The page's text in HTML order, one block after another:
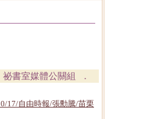
祕書室媒體公關組 ．
17/自由時報/張勳騰/苗栗